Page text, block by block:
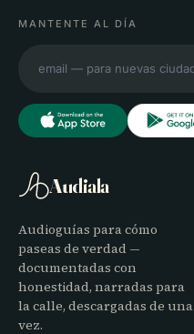
MANTENTE AL DÍA
Audiala
Audioguías para cómo
paseas de verdad —
documentadas con
honestidad, narradas para
la calle, descargadas de una
vez.